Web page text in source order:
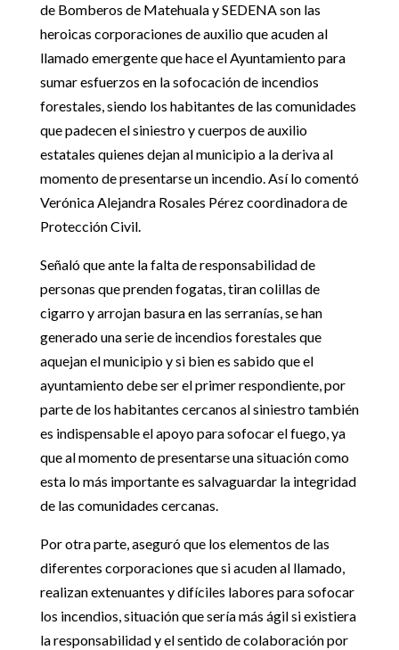
de Bomberos de Matehuala y SEDENA son las
heroicas corporaciones de auxilio que acuden al
llamado emergente que hace el Ayuntamiento para
sumar esfuerzos en la sofocación de incendios
forestales, siendo los habitantes de las comunidades
que padecen el siniestro y cuerpos de auxilio
estatales quienes dejan al municipio a la deriva al
momento de presentarse un incendio. Así lo comentó
Verónica Alejandra Rosales Pérez coordinadora de
Protección Civil.
Señaló que ante la falta de responsabilidad de
personas que prenden fogatas, tiran colillas de
cigarro y arrojan basura en las serranías, se han
generado una serie de incendios forestales que
aquejan el municipio y si bien es sabido que el
ayuntamiento debe ser el primer respondiente, por
parte de los habitantes cercanos al siniestro también
es indispensable el apoyo para sofocar el fuego, ya
que al momento de presentarse una situación como
esta lo más importante es salvaguardar la integridad
de las comunidades cercanas.
Por otra parte, aseguró que los elementos de las
diferentes corporaciones que si acuden al llamado,
realizan extenuantes y difíciles labores para sofocar
los incendios, situación que sería más ágil si existiera
la responsabilidad y el sentido de colaboración por